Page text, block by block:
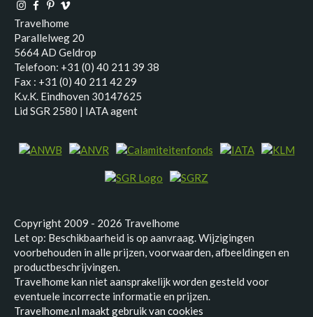
Travelhome
Parallelweg 20
5664 AD Geldrop
Telefoon: +31 (0) 40 211 39 38
Fax : +31 (0) 40 211 42 29
K.v.K. Eindhoven 30147625
Lid SGR 2580 | IATA agent
Copyright 2009 - 2026 Travelhome
Let op: Beschikbaarheid is op aanvraag. Wijzigingen
voorbehouden in alle prijzen, voorwaarden, afbeeldingen en
productbeschrijvingen.
Travelhome kan niet aansprakelijk worden gesteld voor
eventuele incorrecte informatie en prijzen.
Travelhome.nl maakt gebruik van cookies